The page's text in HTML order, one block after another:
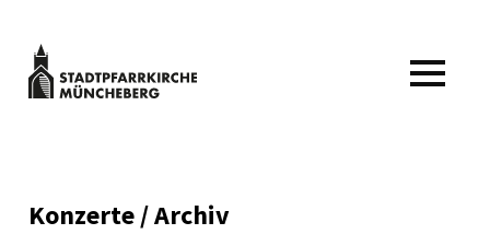
springen
Stadtpfarrkirche
MENÜ
Konzerte / Archiv